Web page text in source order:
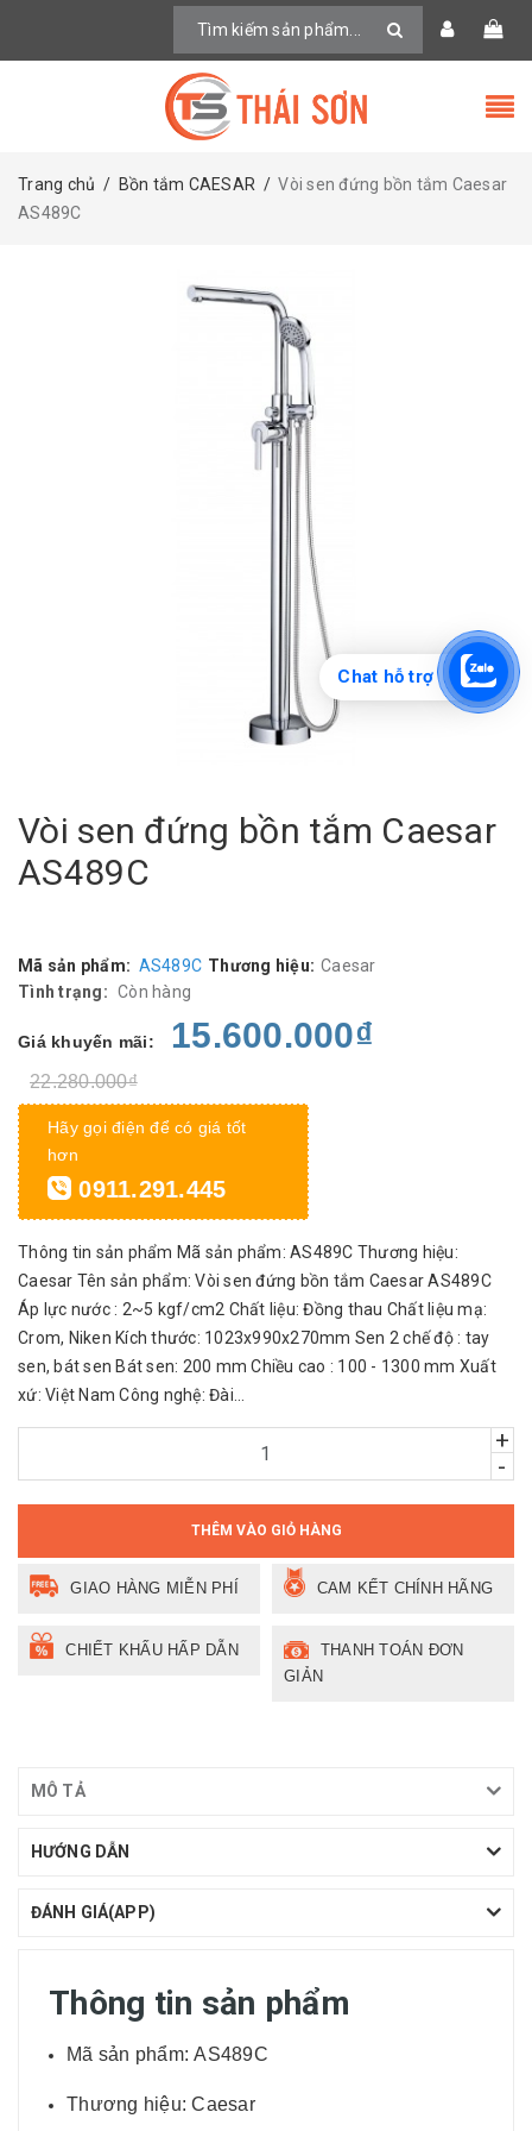
Trang chủ / Bồn tắm CAESAR / Vòi sen đứng bồn tắm Caesar
AS489C
Vòi sen đứng bồn tắm Caesar
AS489C
Mã sản phẩm: AS489C Thương hiệu: Caesar
Tình trạng: Còn hàng
Giá khuyến mãi: 15.600.000₫
22.280.000₫
Hãy gọi điện để có giá tốt
hơn
0911.291.445
Thông tin sản phẩm Mã sản phẩm: AS489C Thương hiệu:
Caesar Tên sản phẩm: Vòi sen đứng bồn tắm Caesar AS489C
Áp lực nước : 2~5 kgf/cm2 Chất liệu: Đồng thau Chất liệu mạ:
Crom, Niken Kích thước: 1023x990x270mm Sen 2 chế độ : tay
sen, bát sen Bát sen: 200 mm Chiều cao : 100 - 1300 mm Xuất
xứ: Việt Nam Công nghệ: Đài...
+
-
THÊM VÀO GIỎ HÀNG
GIAO HÀNG MIỄN PHÍ CAM KẾT CHÍNH HÃNG
CHIẾT KHẤU HẤP DẪN
THANH TOÁN ĐƠN
GIẢN
MÔ TẢ
HƯỚNG DẪN
ĐÁNH GIÁ(APP)
Thông tin sản phẩm
Mã sản phẩm: AS489C
Thương hiệu: Caesar
Chat hỗ trợ